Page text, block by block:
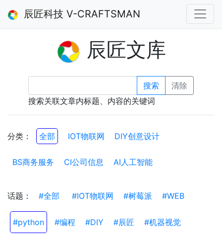
辰匠科技 V-CRAFTSMAN
辰匠文库
搜索
清除
搜索关联文章内标题、内容的关键词
分类： 全部 IOT物联网 DIY创意设计
BS商务服务 CI公司信息 AI人工智能
话题： #全部 #IOT物联网 #树莓派 #WEB
#python #编程 #DIY #辰匠 #机器视觉